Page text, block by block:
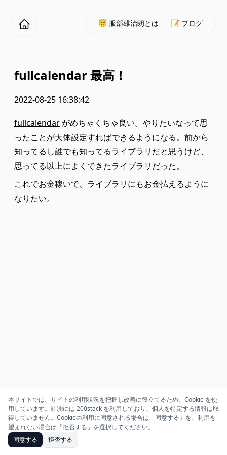
😇 服部雄治朗とは 📝 ブログ
fullcalendar 最高！
2022-08-25 16:38:42
fullcalendar がめちゃくちゃ良い。やりたいなって思
ったことが大体設定すればできるようになる。前から
知ってるし誰でも知ってるライブラリだと思うけど、
思ってる以上によくできたライブラリだった。
これでお金稼いで、ライブラリにもお金払えるように
なりたい。
本サイトでは、サイトの利用状況を把握し改善に役立てるため、Cookie を使
用しています。計測には 200stack を利用しており、個人を特定する情報は取
得していません。Cookieの利用に同意される場合は「同意する」を、利用を
望まれない場合は「拒否する」を選択してください。
同意する
拒否する